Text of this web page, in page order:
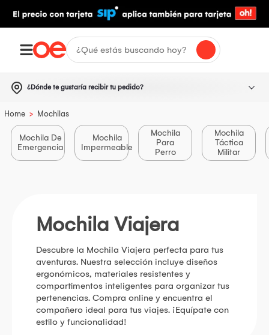
¿Dónde te gustaría recibir tu pedido?
Home > Mochilas
Mochila De
Emergencia
Mochila
Impermeable
Mochila
Para
Perro
Mochila
Táctica
Militar
Mochila Viajera
Descubre la Mochila Viajera perfecta para tus
aventuras. Nuestra selección incluye diseños
ergonómicos, materiales resistentes y
compartimentos inteligentes para organizar tus
pertenencias. Compra online y encuentra el
compañero ideal para tus viajes. ¡Equípate con
estilo y funcionalidad!